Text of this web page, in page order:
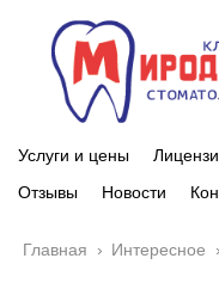
Услуги и цены
Отзывы
Новости
Главная › Интересное ›